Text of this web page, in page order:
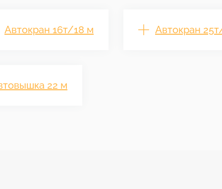
Автокран 16т/18 м Автокран
22 м